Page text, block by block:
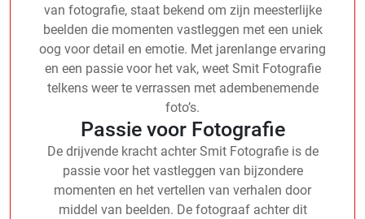
van fotografie, staat bekend om zijn meesterlijke
beelden die momenten vastleggen met een uniek
oog voor detail en emotie. Met jarenlange ervaring
en een passie voor het vak, weet Smit Fotografie
telkens weer te verrassen met adembenemende
foto’s.
Passie voor Fotografie
De drijvende kracht achter Smit Fotografie is de
passie voor het vastleggen van bijzondere
momenten en het vertellen van verhalen door
middel van beelden. De fotograaf achter dit